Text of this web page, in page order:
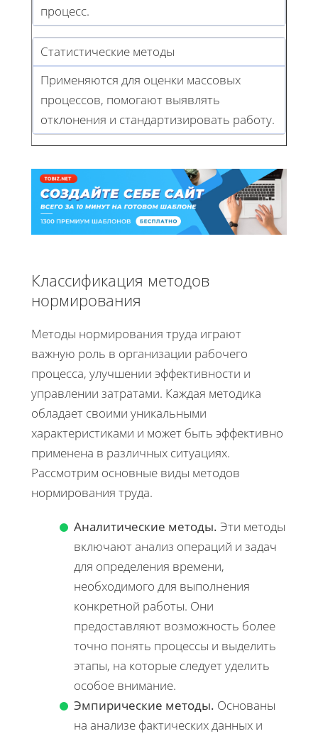
процесс.
Статистические методы
Применяются для оценки массовых
процессов, помогают выявлять
отклонения и стандартизировать работу.
Классификация методов
нормирования
Методы нормирования труда играют
важную роль в организации рабочего
процесса, улучшении эффективности и
управлении затратами. Каждая методика
обладает своими уникальными
характеристиками и может быть эффективно
применена в различных ситуациях.
Рассмотрим основные виды методов
нормирования труда.
Аналитические методы. Эти методы
включают анализ операций и задач
для определения времени,
необходимого для выполнения
конкретной работы. Они
предоставляют возможность более
точно понять процессы и выделить
этапы, на которые следует уделить
особое внимание.
Эмпирические методы. Основаны
на анализе фактических данных и